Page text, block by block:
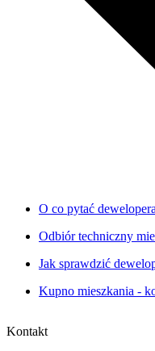
O co pytać
Odbiór techniczny
Jak sprawdzić
Kupno mieszkania -
Kontakt